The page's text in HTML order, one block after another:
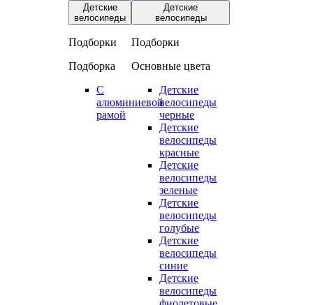
Детские
велосипеды
Подборки
Подборка
С
алюминиевой
рамой
Детские
велосипеды
Подборки
Основные цвета
Детские
велосипеды
черные
Детские
велосипеды
красные
Детские
велосипеды
зеленые
Детские
велосипеды
голубые
Детские
велосипеды
синие
Детские
велосипеды